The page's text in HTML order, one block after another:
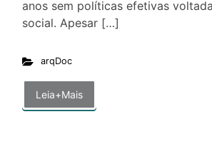
anos sem políticas efetivas
social. Apesar […]
arqDoc
Leia+Mais